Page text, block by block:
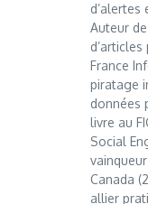
d’alertes
Auteur
France
piratage
données
livre au
Social
Canada
allier